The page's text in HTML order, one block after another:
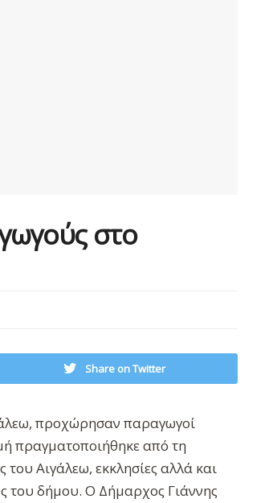
στο
Share on Twitter
προχώρησαν παραγωγοί
πραγματοποιήθηκε από τη
Αιγάλεω, εκκλησίες αλλά και
του δήμου. Ο Δήμαρχος Γιάννης